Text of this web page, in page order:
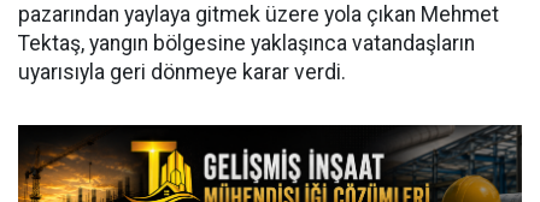
pazarından yaylaya gitmek üzere yola çıkan Mehmet
Tektaş, yangın bölgesine yaklaşınca vatandaşların
uyarısıyla geri dönmeye karar verdi.